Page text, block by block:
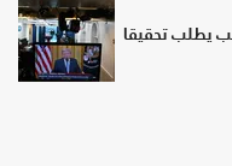
يطلب تحقيقا